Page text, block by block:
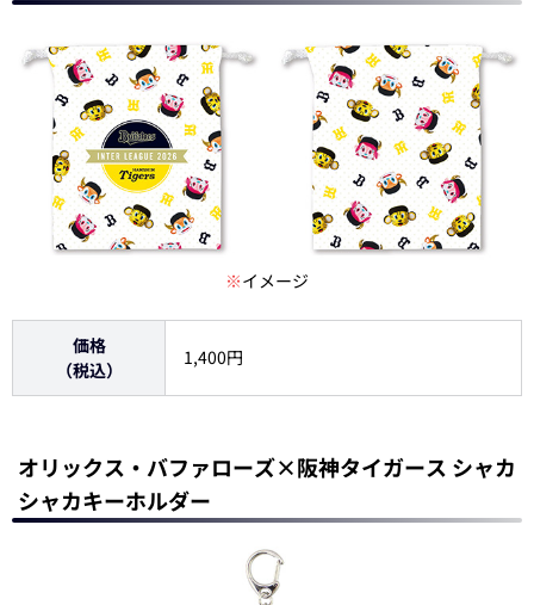
※イメージ
価格
（税込）
1,400円
オリックス・バファローズ×阪神タイガース シャカ
シャカキーホルダー